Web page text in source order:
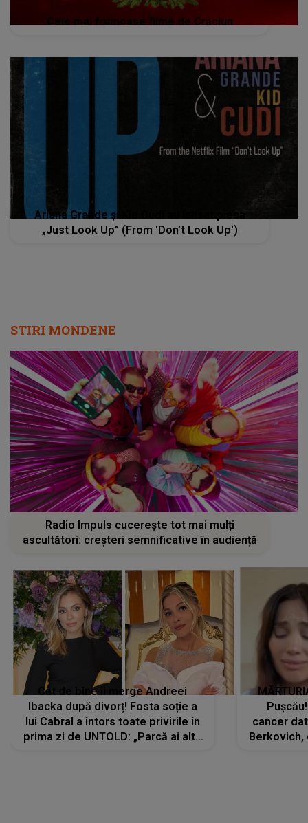
Cele mai frumoase filme de Crăciun
Ariana Grande și Kid Cudi au lansat piesa
„Just Look Up” (From 'Don’t Look Up')
STIRI MONDENE
Radio Impuls cucerește tot mai mulți
ascultători: creșteri semnificative în audiență
Cât de bine îi merge Andreei
Ibacka după divorț! Fosta soție a
lui Cabral a întors toate privirile în
prima zi de UNTOLD: „Parcă ai altă
cancer